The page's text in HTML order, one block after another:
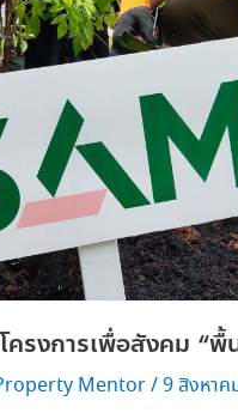
รงการเพื่อสังคม “
Mentor/9 สิงหาค